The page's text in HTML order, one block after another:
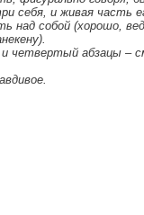
себя, и живая часть
собой (хорошо,
четвертый абзацы –